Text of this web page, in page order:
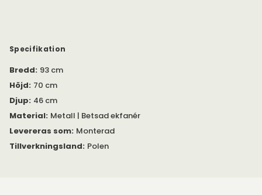
I samma serie
Specifikation
Bredd: 93 cm
Höjd: 70 cm
Djup: 46 cm
Material: Metall | Betsad ekfanér
Levereras som: Monterad
Tillverkningsland: Polen